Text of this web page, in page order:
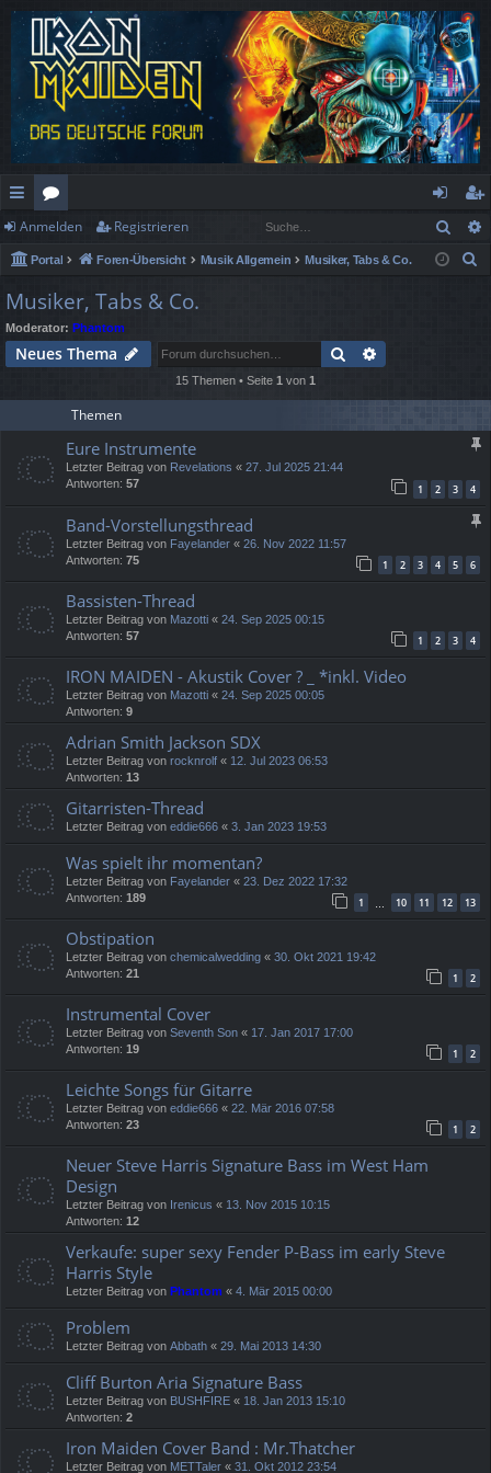
ch
ne
llz
ug
rif
or
en
n
m
eg
ist
Anmelden Registrieren
Portal Foren-Übersicht Musik Allgemein Musiker, Tabs & Co.
Musiker, Tabs & Co.
Moderator: Phantom
Neues Thema Suche
15 Themen • Seite 1 von 1
Themen
Eure Instrumente
Letzter Beitrag von Revelations « 27. Jul 2025 21:44
Antworten: 57 1 2 3 4
Band-Vorstellungsthread
Letzter Beitrag von Fayelander « 26. Nov 2022 11:57
Antworten: 75 1 2 3 4 5 6
Bassisten-Thread
Letzter Beitrag von Mazotti « 24. Sep 2025 00:15
Antworten: 57 1 2 3 4
IRON MAIDEN - Akustik Cover ? _ *inkl. Video
Letzter Beitrag von Mazotti « 24. Sep 2025 00:05
Antworten: 9
Adrian Smith Jackson SDX
Letzter Beitrag von rocknrolf « 12. Jul 2023 06:53
Antworten: 13
Gitarristen-Thread
Letzter Beitrag von eddie666 « 3. Jan 2023 19:53
Was spielt ihr momentan?
Letzter Beitrag von Fayelander « 23. Dez 2022 17:32
Antworten: 189 1 10 11 12 13
Obstipation
Letzter Beitrag von chemicalwedding « 30. Okt 2021 19:42
Antworten: 21 1 2
Instrumental Cover
Letzter Beitrag von Seventh Son « 17. Jan 2017 17:00
Antworten: 19 1 2
Leichte Songs für Gitarre
Letzter Beitrag von eddie666 « 22. Mär 2016 07:58
Antworten: 23 1 2
Neuer Steve Harris Signature Bass im West Ham
Design
Letzter Beitrag von Irenicus « 13. Nov 2015 10:15
Antworten: 12
Verkaufe: super sexy Fender P-Bass im early Steve
Harris Style
Letzter Beitrag von Phantom « 4. Mär 2015 00:00
Problem
Letzter Beitrag von Abbath « 29. Mai 2013 14:30
Cliff Burton Aria Signature Bass
Letzter Beitrag von BUSHFIRE « 18. Jan 2013 15:10
Antworten: 2
Iron Maiden Cover Band : Mr.Thatcher
Letzter Beitrag von METTaler « 31. Okt 2012 23:54